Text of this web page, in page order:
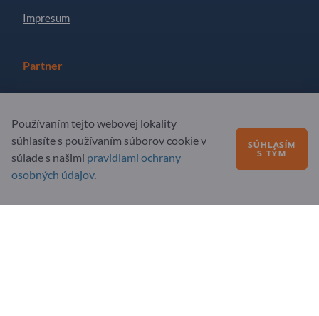
Impresum
Partner
Prihlásiť sa na odber noviniek
Otázky?
FAQ – časté otázky
Používaním tejto webovej lokality
súhlasíte s používaním súborov cookie v
súlade s našimi pravidlami ochrany
osobných údajov.
SÚHLASÍM
S TÝM